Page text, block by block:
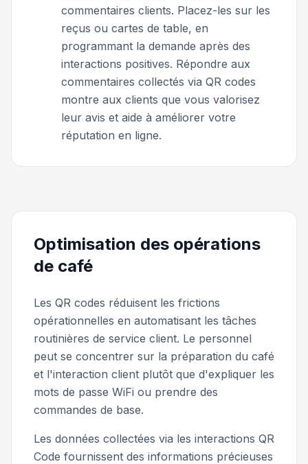
commentaires clients. Placez-les sur les
reçus ou cartes de table, en
programmant la demande après des
interactions positives. Répondre aux
commentaires collectés via QR codes
montre aux clients que vous valorisez
leur avis et aide à améliorer votre
réputation en ligne.
Optimisation des opérations
de café
Les QR codes réduisent les frictions
opérationnelles en automatisant les tâches
routinières de service client. Le personnel
peut se concentrer sur la préparation du café
et l'interaction client plutôt que d'expliquer les
mots de passe WiFi ou prendre des
commandes de base.
Les données collectées via les interactions QR
Code fournissent des informations précieuses